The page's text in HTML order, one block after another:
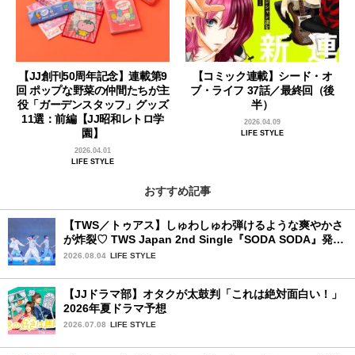
【JJ創刊50周年記念】連載第9
回 ポップな野菜の仲間たちが主
役「ガーデンスタッフ」グッズ
11選：前編【JJ昭和レトロ学
園】
2026.04.01
LIFE STYLE
【コミック連載】シード・オ
ブ・ライフ 37話／最終回（後
半）
2026.04.09
LIFE STYLE
おすすめ記事
【TWS／トゥアス】しゅわしゅわ弾けるような爽やかさ
が炸裂♡ TWS Japan 2nd Single『SODA SODA』発売
記念SPECIAL SHOWCASEを詳細レポ
2026.08.04 LIFE STYLE
【JJドラマ部】オタクが太鼓判「これは絶対面白い！」
2026年夏ドラマ予想
2026.07.08 LIFE STYLE